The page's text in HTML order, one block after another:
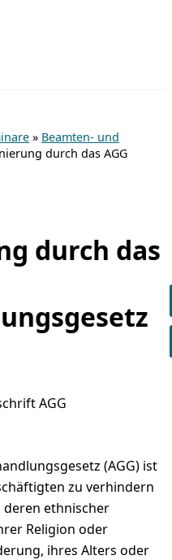
» Beamten- und
durch das AGG
durch das
(AGG) ist
zu verhindern
ethnischer
Religion oder
ihres Alters oder